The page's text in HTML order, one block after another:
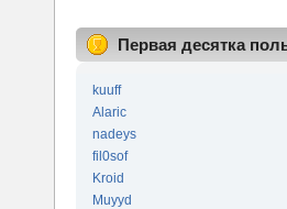
Первая десятка
kuuff
Alaric
nadeys
fil0sof
Kroid
Muyyd